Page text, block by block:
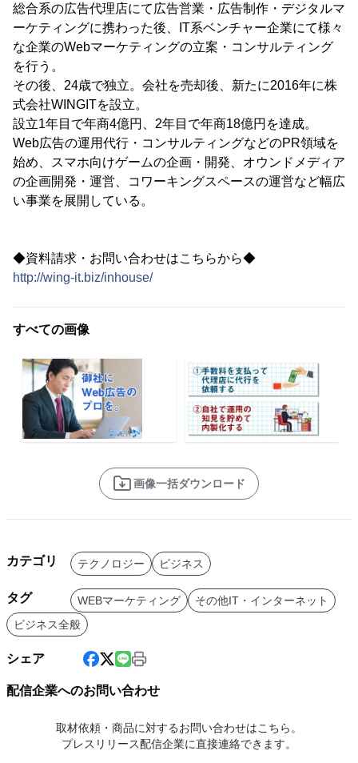
総合系の広告代理店にて広告営業・広告制作・デジタルマ
ーケティングに携わった後、IT系ベンチャー企業にて様々
な企業のWebマーケティングの立案・コンサルティング
を行う。
その後、24歳で独立。会社を売却後、新たに2016年に株
式会社WINGITを設立。
設立1年目で年商4億円、2年目で年商18億円を達成。
Web広告の運用代行・コンサルティングなどのPR領域を
始め、スマホ向けゲームの企画・開発、オウンドメディア
の企画開発・運営、コワーキングスペースの運営など幅広
い事業を展開している。
◆資料請求・お問い合わせはこちらから◆
http://wing-it.biz/inhouse/
すべての画像
画像一括ダウンロード
カテゴリ テクノロジー ビジネス
タグ WEBマーケティング
その他IT・インターネット
ビジネス全般
シェア
配信企業へのお問い合わせ
取材依頼・商品に対するお問い合わせはこちら。
プレスリリース配信企業に直接連絡できます。